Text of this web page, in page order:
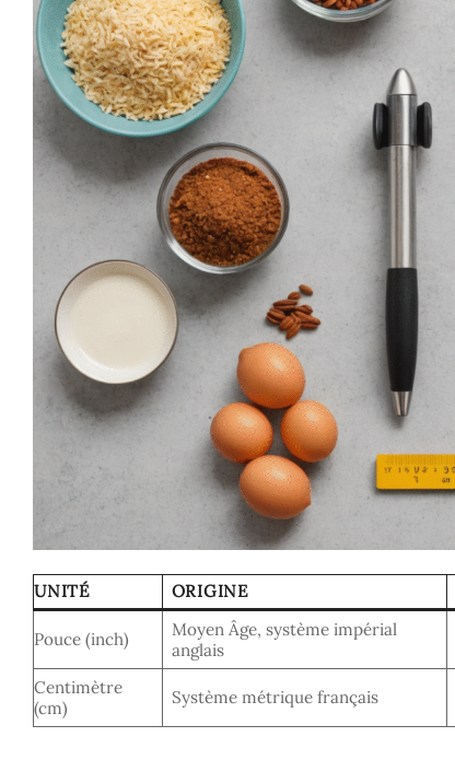
UNITÉ ORIGINE
Pouce (inch)
Moyen Âge, système impérial
anglais
Centimètre
(cm)
Système métrique français